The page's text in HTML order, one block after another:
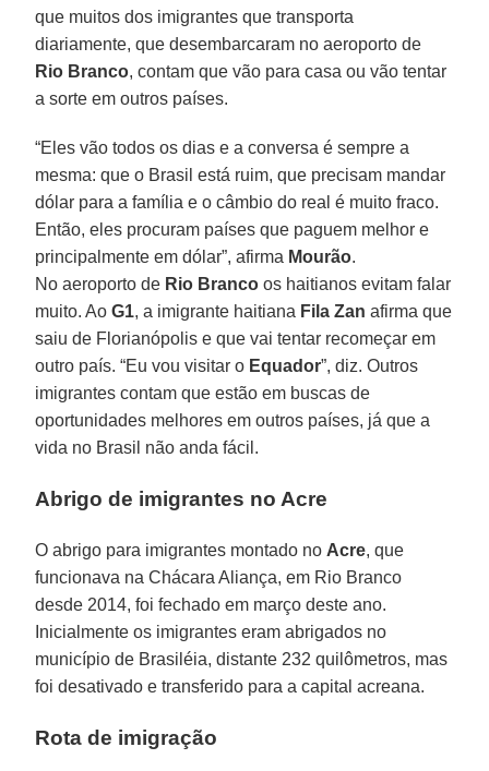
que muitos dos imigrantes que transporta
diariamente, que desembarcaram no aeroporto de
Rio Branco, contam que vão para casa ou vão tentar
a sorte em outros países.
“Eles vão todos os dias e a conversa é sempre a
mesma: que o Brasil está ruim, que precisam mandar
dólar para a família e o câmbio do real é muito fraco.
Então, eles procuram países que paguem melhor e
principalmente em dólar”, afirma Mourão.
No aeroporto de Rio Branco os haitianos evitam falar
muito. AoG1, a imigrante haitiana Fila Zan afirma que
saiu de Florianópolis e que vai tentar recomeçar em
outro país. “Eu vou visitar o Equador”, diz. Outros
imigrantes contam que estão em buscas de
oportunidades melhores em outros países, já que a
vida no Brasil não anda fácil.
Abrigo de imigrantes no Acre
O abrigo para imigrantes montado no Acre, que
funcionava na Chácara Aliança, em Rio Branco
desde 2014, foi fechado em março deste ano.
Inicialmente os imigrantes eram abrigados no
município de Brasiléia, distante 232 quilômetros, mas
foi desativado e transferido para a capital acreana.
Rota de imigração